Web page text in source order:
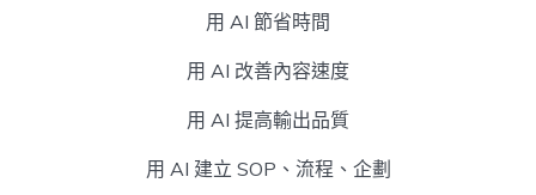
用 AI 節省時間
用 AI 改善內容速度
用 AI 提高輸出品質
用 AI 建立 SOP、流程、企劃